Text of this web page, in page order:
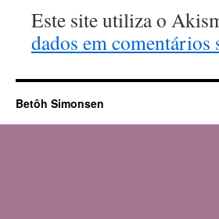
Este site utiliza o
dados em comentários
Betôh Simonsen